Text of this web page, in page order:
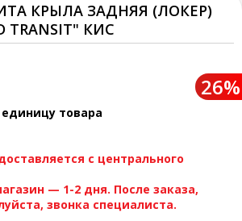
КРЫЛА ЗАДНЯЯ (ЛОКЕР)
TRANSIT" КИС
26%
товара
с центрального
— 1-2 дня. После заказа,
звонка специалиста.